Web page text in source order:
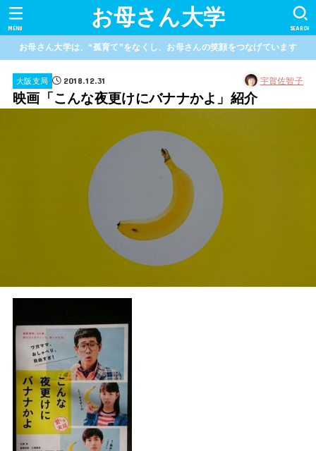
お母さん大学 SEARCH
MENU
お母さん大学は、“孤育て”をなくし、お母さんの笑顔をつなげています
大阪支局 2018.12.31 宇賀佐智子
映画「こんな夜更けにバナナかよ」紹介